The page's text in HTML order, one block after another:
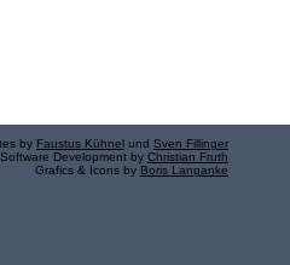
by Faustus Kühnel und Sven Fillinger
Software Development by Christian Fruth
Grafics & Icons by Boris Langanke